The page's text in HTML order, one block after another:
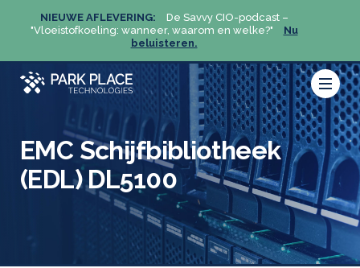
NIEUWE AFLEVERING:
De Savvy CIO-podcast –
"Vloeistofkoeling: wanneer, waarom en welke?"
Nu
beluisteren.
EMC Schijfbibliotheek
(EDL) DL5100